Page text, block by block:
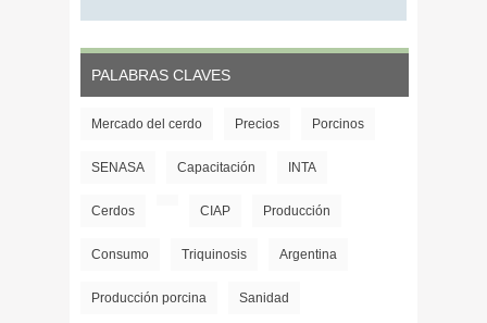
PALABRAS CLAVES
Mercado del cerdo Precios Porcinos
SENASA Capacitación INTA
Cerdos CIAP Producción
Consumo Triquinosis Argentina
Producción porcina Sanidad